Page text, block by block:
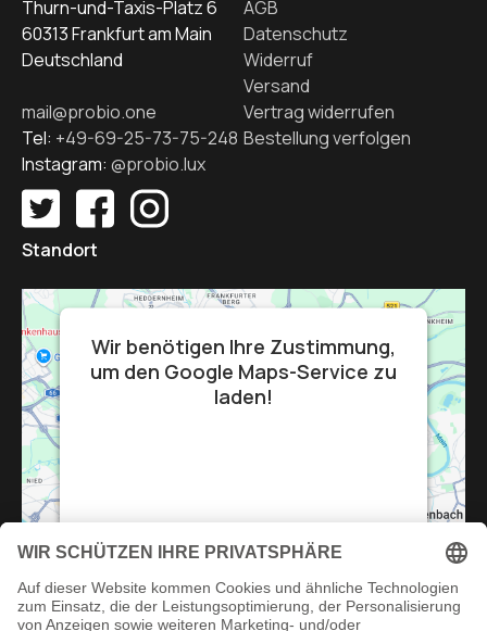
Thurn-und-Taxis-Platz 6
60313 Frankfurt am Main
Deutschland
mail@probio.one
Tel: +49-69-25-73-75-248
Instagram: @probio.lux
AGB
Datenschutz
Widerruf
Versand
Vertrag widerrufen
Bestellung verfolgen
Standort
Wir benötigen Ihre Zustimmung,
um den Google Maps-Service zu
laden!
Nutzung des Service zu, um diese Karte
Mehr Informationen